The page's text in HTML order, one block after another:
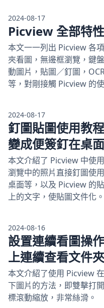
2024-08-17
Picview 全部特性
本文一一列出 Picview 各
夾看圖，無邊框瀏覽，鍵
動圖片，貼圖／釘圖，
等，對剛接觸 Picview 的
2024-08-17
釘圖貼圖使用教
變成便簽釘在桌面
本文介紹了 Picview 中使
瀏覽中的照片直接釘圖使
桌面等，以及 Picview 的
上的文字，使貼圖文件化。
2024-08-16
設置連續看圖操
上連續查看文件
本文介紹了使用 Picview
下圖片的方法，即雙擊打
標滾動縮放，非常絲滑。